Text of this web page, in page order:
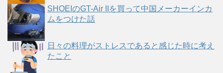
SHOEIのGT-Air IIを買って中国メーカーインカ
ムをつけた話
日々の料理がストレスであると感じた時に考え
たこと